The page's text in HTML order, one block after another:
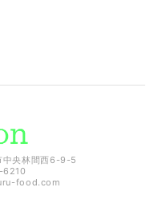
央林間西6-9-5
food.com